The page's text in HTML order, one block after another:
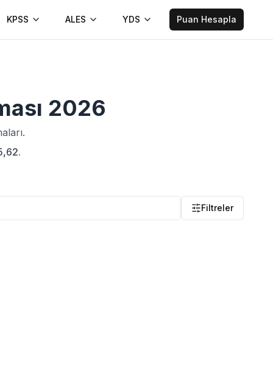
KPSS ALES YDS Puan Hesapla
2026
Filtreler